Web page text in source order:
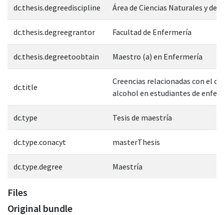
dc.thesis.degreediscipline Área de Ciencias Naturales y de
dc.thesis.degreegrantor Facultad de Enfermería
dc.thesis.degreetoobtain Maestro (a) en Enfermería
dc.title
Creencias relacionadas con el
alcohol en estudiantes de
dc.type Tesis de maestría
dc.type.conacyt masterThesis
dc.type.degree Maestría
Files
Original bundle